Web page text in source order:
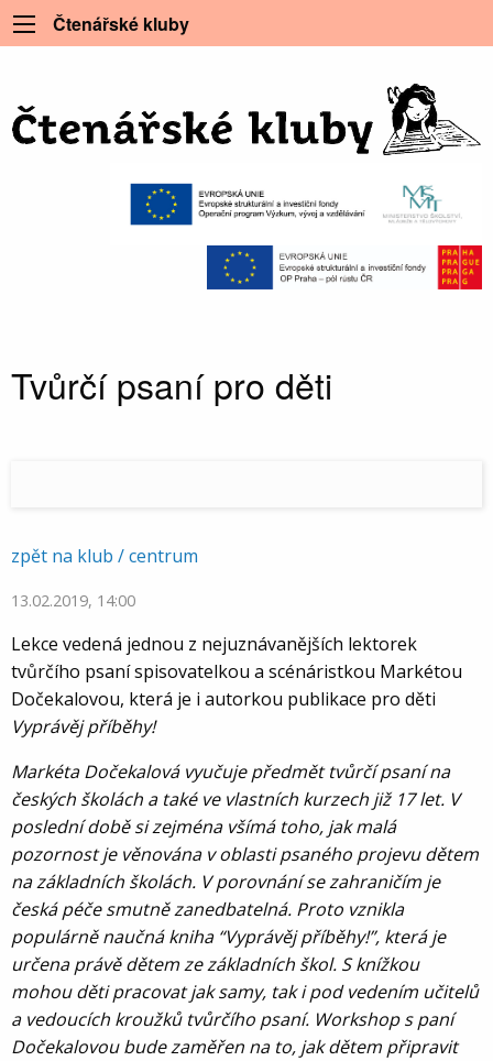
Čtenářské kluby
Tvůrčí psaní pro děti
zpět na klub / centrum
13.02.2019, 14:00
Lekce vedená jednou z nejuznávanějších lektorek
tvůrčího psaní spisovatelkou a scénáristkou Markétou
Dočekalovou, která je i autorkou publikace pro děti
Vyprávěj příběhy!
Markéta Dočekalová vyučuje předmět tvůrčí psaní na
českých školách a také ve vlastních kurzech již 17 let. V
poslední době si zejména všímá toho, jak malá
pozornost je věnována v oblasti psaného projevu dětem
na základních školách. V porovnání se zahraničím je
česká péče smutně zanedbatelná. Proto vznikla
populárně naučná kniha “Vyprávěj příběhy!”, která je
určena právě dětem ze základních škol. S knížkou
mohou děti pracovat jak samy, tak i pod vedením učitelů
a vedoucích kroužků tvůrčího psaní. Workshop s paní
Dočekalovou bude zaměřen na to, jak dětem připravit